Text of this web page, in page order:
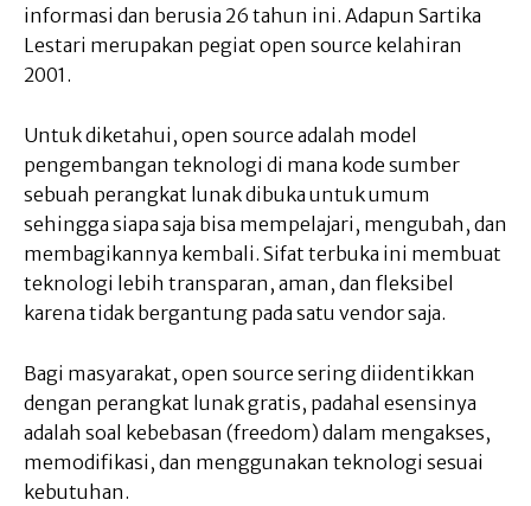
informasi dan berusia 26 tahun ini. Adapun Sartika
Lestari merupakan pegiat open source kelahiran
2001.
Untuk diketahui, open source adalah model
pengembangan teknologi di mana kode sumber
sebuah perangkat lunak dibuka untuk umum
sehingga siapa saja bisa mempelajari, mengubah, dan
membagikannya kembali. Sifat terbuka ini membuat
teknologi lebih transparan, aman, dan fleksibel
karena tidak bergantung pada satu vendor saja.
Bagi masyarakat, open source sering diidentikkan
dengan perangkat lunak gratis, padahal esensinya
adalah soal kebebasan (freedom) dalam mengakses,
memodifikasi, dan menggunakan teknologi sesuai
kebutuhan.